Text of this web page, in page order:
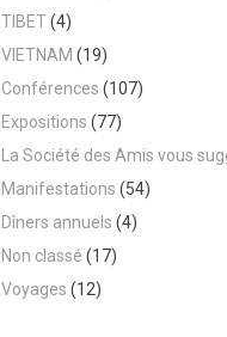
TIBET(4)
VIETNAM (19)
Conférences (107)
Expositions (77)
La Société des Amis vous
Manifestations (54)
Dîners annuels (4)
Non classé (17)
Voyages (12)